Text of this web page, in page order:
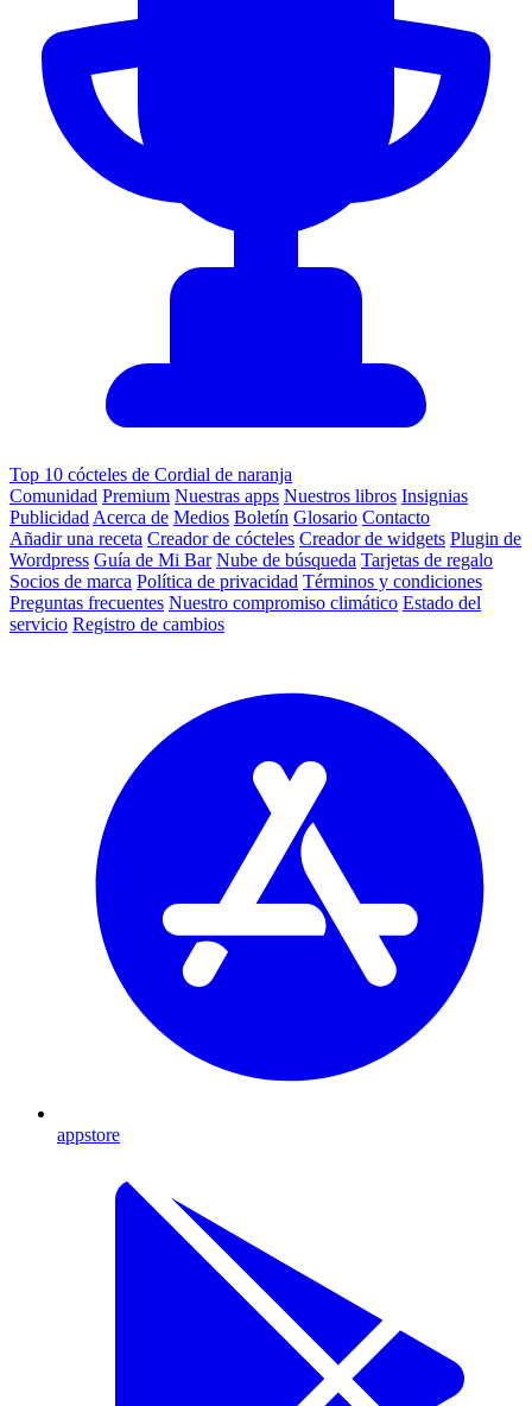
Top 10 cócteles de Cordial de naranja
Comunidad Premium Nuestras apps Nuestros libros Insignias
Publicidad Acerca de Medios Boletín Glosario Contacto
Añadir una receta Creador de cócteles Creador de widgets Plugin de
Wordpress Guía de Mi Bar Nube de búsqueda Tarjetas de regalo
Socios de marca Política de privacidad Términos y condiciones
Preguntas frecuentes Nuestro compromiso climático Estado del
servicio Registro de cambios
appstore